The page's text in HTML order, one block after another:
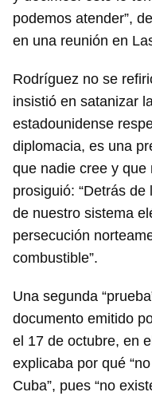
podemos atender”,
en una reunión en
Rodríguez no se
insistió en satanizar
estadounidense
diplomacia, es una
que nadie cree y que
prosiguió: “Detrás
de nuestro sistema
persecución
combustible”.
Una segunda
documento emitido
el 17 de octubre, en
explicaba por qué
Cuba”, pues “no